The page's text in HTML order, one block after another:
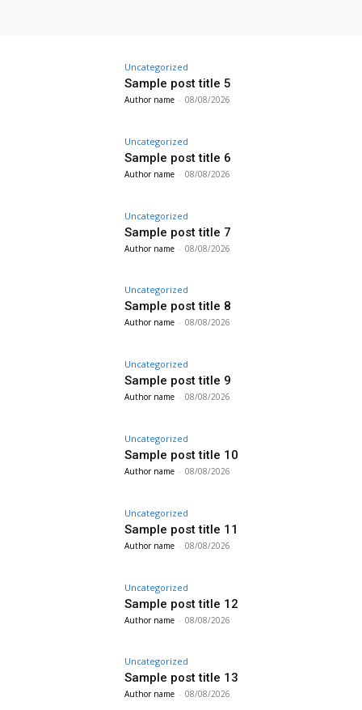
Uncategorized
Sample post title 5
Author name - 08/08/2026
Uncategorized
Sample post title 6
Author name - 08/08/2026
Uncategorized
Sample post title 7
Author name - 08/08/2026
Uncategorized
Sample post title 8
Author name - 08/08/2026
Uncategorized
Sample post title 9
Author name - 08/08/2026
Uncategorized
Sample post title 10
Author name - 08/08/2026
Uncategorized
Sample post title 11
Author name - 08/08/2026
Uncategorized
Sample post title 12
Author name - 08/08/2026
Uncategorized
Sample post title 13
Author name - 08/08/2026